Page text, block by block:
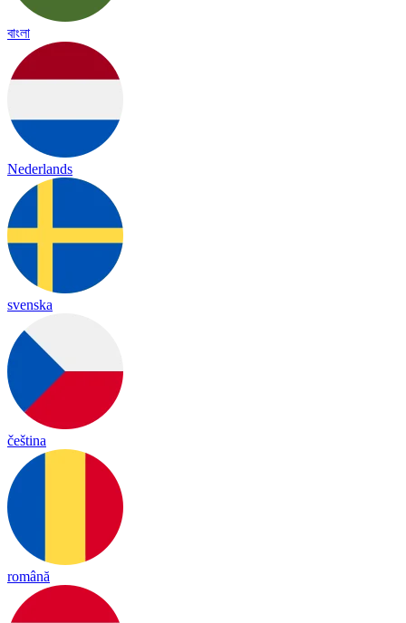
বাংলা
Nederlands
svenska
čeština
română